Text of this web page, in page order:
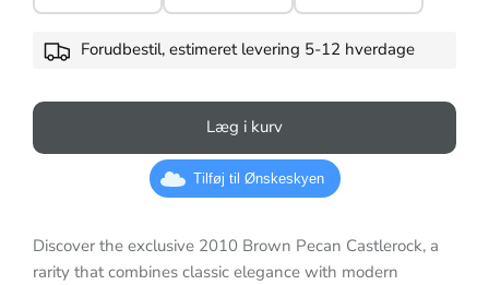
Forudbestil, estimeret levering 5-12 hverdage
Læg i kurv
Tilføj til Ønskeskyen
Discover the exclusive 2010 Brown Pecan Castlerock, a
rarity that combines classic elegance with modern